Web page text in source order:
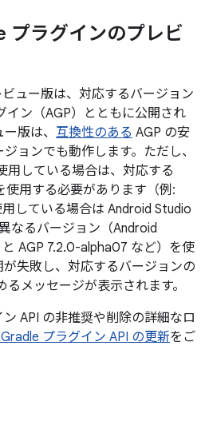
ラグインのプレビ
ュー版は、対応するバージョン
イン（AGP）とともに公開され
版は、 互換性のある AGP の安
ョンでも動作します。ただし、
用している場合は、対応する
用する必要があります（例:
している場合は Android Studio
なるバージョン（Android
AGP 7.2.0-alpha07 など）を使
失敗し、対応するバージョンの
メッセージが表示されます。
API の非推奨や削除の詳細なロ
プラグイン API の更新をご